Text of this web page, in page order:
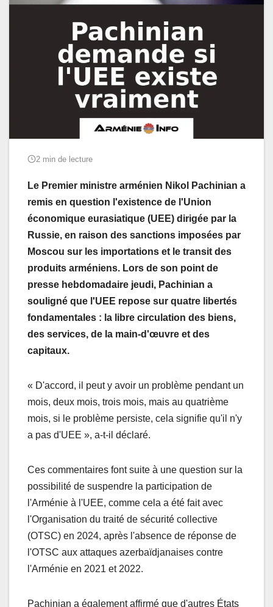
2 min de lecture
Le Premier ministre arménien Nikol Pachinian a
remis en question l'existence de l'Union
économique eurasiatique (UEE) dirigée par la
Russie, en raison des sanctions imposées par
Moscou sur les importations et le transit des
produits arméniens. Lors de son point de
presse hebdomadaire jeudi, Pachinian a
souligné que l'UEE repose sur quatre libertés
fondamentales : la libre circulation des biens,
des services, de la main-d'œuvre et des
capitaux.
« D'accord, il peut y avoir un problème pendant un
mois, deux mois, trois mois, mais au quatrième
mois, si le problème persiste, cela signifie qu'il n'y
a pas d'UEE », a-t-il déclaré.
Ces commentaires font suite à une question sur la
possibilité de suspendre la participation de
l'Arménie à l'UEE, comme cela a été fait avec
l'Organisation du traité de sécurité collective
(OTSC) en 2024, après l'absence de réponse de
l'OTSC aux attaques azerbaïdjanaises contre
l'Arménie en 2021 et 2022.
Pachinian a également affirmé que d'autres États